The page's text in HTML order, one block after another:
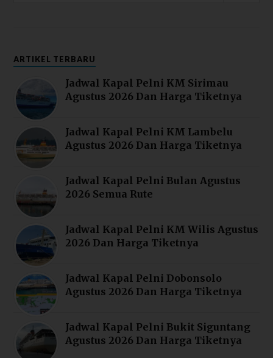
ARTIKEL TERBARU
Jadwal Kapal Pelni KM Sirimau
Agustus 2026 Dan Harga Tiketnya
Jadwal Kapal Pelni KM Lambelu
Agustus 2026 Dan Harga Tiketnya
Jadwal Kapal Pelni Bulan Agustus
2026 Semua Rute
Jadwal Kapal Pelni KM Wilis Agustus
2026 Dan Harga Tiketnya
Jadwal Kapal Pelni Dobonsolo
Agustus 2026 Dan Harga Tiketnya
Jadwal Kapal Pelni Bukit Siguntang
Agustus 2026 Dan Harga Tiketnya